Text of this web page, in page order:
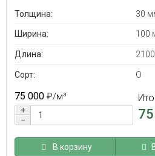
Толщина: 30
Ширина: 100
Длина:
Сорт: O
75 000 ₽/м³
+
−
В корзину